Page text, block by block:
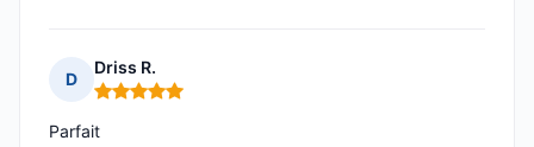
D
Driss R.
Note : 5 sur 5
Parfait